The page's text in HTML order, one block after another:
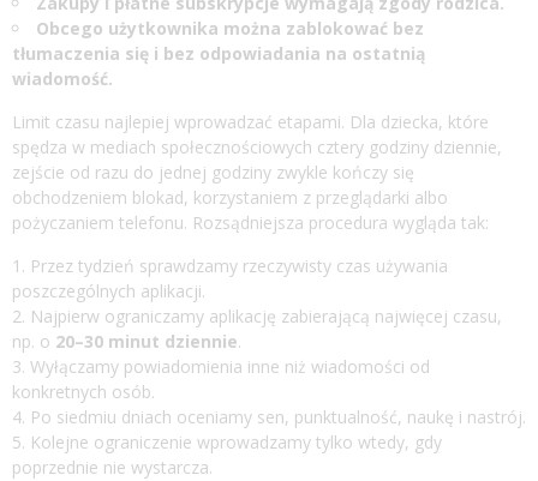
Obcego użytkownika można zablokować bez
tłumaczenia się i bez odpowiadania na ostatnią
wiadomość.
Limit czasu najlepiej wprowadzać etapami. Dla dziecka, które
spędza w mediach społecznościowych cztery godziny dziennie,
zejście od razu do jednej godziny zwykle kończy się
obchodzeniem blokad, korzystaniem z przeglądarki albo
pożyczaniem telefonu. Rozsądniejsza procedura wygląda tak:
Przez tydzień sprawdzamy rzeczywisty czas używania
poszczególnych aplikacji.
Najpierw ograniczamy aplikację zabierającą najwięcej czasu,
np. o 20–30 minut dziennie.
Wyłączamy powiadomienia inne niż wiadomości od
konkretnych osób.
Po siedmiu dniach oceniamy sen, punktualność, naukę i nastrój.
Kolejne ograniczenie wprowadzamy tylko wtedy, gdy
poprzednie nie wystarcza.